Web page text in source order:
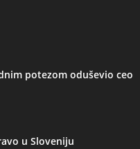
potezom oduševio ceo
u Sloveniju